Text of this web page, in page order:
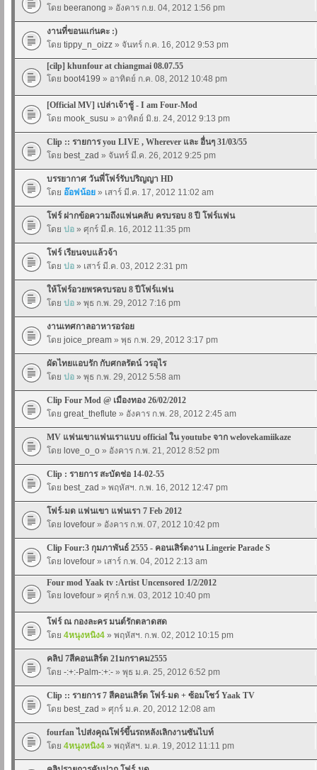
โดย beeranong » อังคาร ก.ย. 04, 2012 1:56 pm
งานที่ขอนแก่นคะ :)
โดย tippy_n_oizz » จันทร์ ก.ค. 16, 2012 9:53 pm
[cilp] khunfour at chiangmai 08.07.55
โดย boot4199 » อาทิตย์ ก.ค. 08, 2012 10:48 pm
[Official MV] เปล่าเจ้าชู้ - I am Four-Mod
โดย mook_susu » อาทิตย์ มิ.ย. 24, 2012 9:13 pm
Clip :: รายการ you LIVE , Wherever และ อื่นๆ 31/03/55
โดย best_zad » จันทร์ มี.ค. 26, 2012 9:25 pm
บรรยากาศ วันพี่โฟร์รับปริญญา HD
โดย อ๊อฟน้อย » เสาร์ มี.ค. 17, 2012 11:02 am
โฟร์ ฝากข้อความถึงแฟนคลับ ครบรอบ 8 ปี โฟร์แฟน
โดย ปอ » ศุกร์ มี.ค. 16, 2012 11:35 pm
โฟร์ เรียนจบแล้วจ้า
โดย ปอ » เสาร์ มี.ค. 03, 2012 2:31 pm
ให้โฟร์อวยพรครบรอบ 8 ปีโฟร์แฟน
โดย ปอ » พุธ ก.พ. 29, 2012 7:16 pm
งานเทศกาลอาหารอร่อย
โดย joice_pream » พุธ ก.พ. 29, 2012 3:17 pm
ผัดไทยแอบรัก กับศกลรัตน์ วรอุไร
โดย ปอ » พุธ ก.พ. 29, 2012 5:58 am
Clip Four Mod @ เมืองทอง 26/02/2012
โดย great_theflute » อังคาร ก.พ. 28, 2012 2:45 am
MV แฟนเขาแฟนเราแบบ official ใน youtube จาก welovekamiikaze
โดย love_o_o » อังคาร ก.พ. 21, 2012 8:52 pm
Clip : รายการ สะบัดช่อ 14-02-55
โดย best_zad » พฤหัสฯ. ก.พ. 16, 2012 12:47 pm
โฟร์-มด แฟนเขา แฟนเรา 7 Feb 2012
โดย lovefour » อังคาร ก.พ. 07, 2012 10:42 pm
Clip Four:3 กุมภาพันธ์ 2555 - คอนเสิร์ตงาน Lingerie Parade S
โดย lovefour » เสาร์ ก.พ. 04, 2012 2:13 am
Four mod Yaak tv :Artist Uncensored 1/2/2012
โดย lovefour » ศุกร์ ก.พ. 03, 2012 10:40 pm
โฟร์ ณ กองละคร มนต์รักตลาดสด
โดย 4หนุงหนิง4 » พฤหัสฯ. ก.พ. 02, 2012 10:15 pm
คลิป 7สีคอนเสิร์ต 21มกราคม2555
โดย -:+:-Palm-:+:- » พุธ ม.ค. 25, 2012 6:52 pm
Clip :: รายการ 7 สีคอนเสิร์ต โฟร์-มด + ซ้อมโชว์ Yaak TV
โดย best_zad » ศุกร์ ม.ค. 20, 2012 12:08 am
fourfan ไปส่งคุณโฟร์ขึ้นรถหลังเลิกงานซันไบท์
โดย 4หนุงหนิง4 » พฤหัสฯ. ม.ค. 19, 2012 11:11 pm